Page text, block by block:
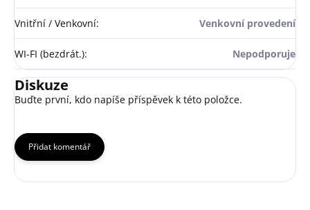
Vnitřní / Venkovní: Venkovní provedení
WI-FI (bezdrát.): Nepodporuje
Diskuze
Buďte první, kdo napíše příspěvek k této položce.
Přidat komentář